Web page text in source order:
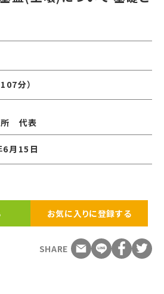
分）
所 代表
月15日
お気に入りに登録する
SHARE